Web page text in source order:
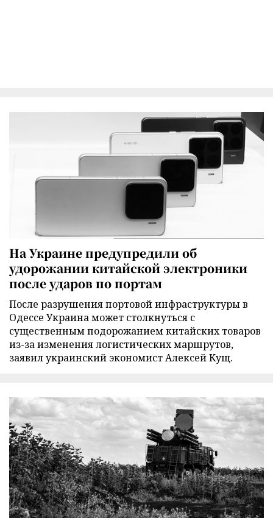
На Украине предупредили об
удорожании китайской электроники
после ударов по портам
После разрушения портовой инфраструктуры в
Одессе Украина может столкнуться с
существенным подорожанием китайских товаров
из-за изменения логистических маршрутов,
заявил украинский экономист Алексей Кущ.